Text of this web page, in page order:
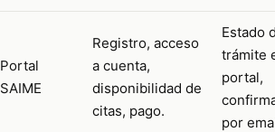
Portal
SAIME
Registro, acceso
a cuenta,
disponibilidad de
citas, pago.
Estado
trámite
portal,
por